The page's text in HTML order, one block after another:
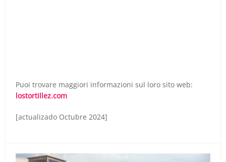
Puoi trovare maggiori informazioni sul loro sito web:
lostortillez.com
[actualizado Octubre 2024]